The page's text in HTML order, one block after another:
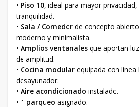
• Piso 10, ideal para mayor
tranquilidad.
• Sala / Comedor de concepto
moderno y minimalista.
• Amplios ventanales que aportan
de amplitud.
• Cocina modular equipada con línea
desayunador.
• Aire acondicionado instalado.
• 1 parqueo asignado.